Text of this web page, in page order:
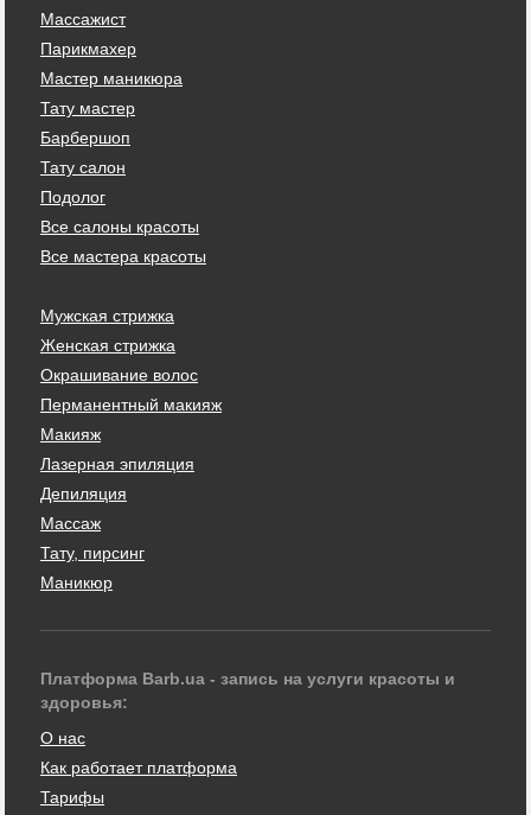
Массажист
Парикмахер
Мастер маникюра
Тату мастер
Барбершоп
Тату салон
Подолог
Все салоны красоты
Все мастера красоты
Мужская стрижка
Женская стрижка
Окрашивание волос
Перманентный макияж
Макияж
Лазерная эпиляция
Депиляция
Массаж
Тату, пирсинг
Маникюр
Платформа Barb.ua - запись на услуги красоты и
здоровья:
О нас
Как работает платформа
Тарифы